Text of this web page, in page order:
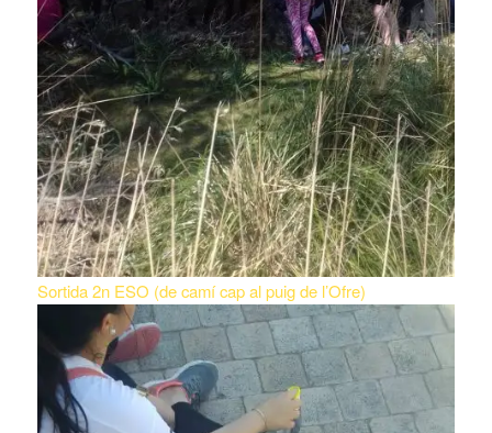
Sortida 2n ESO (de camí cap al puig de l’Ofre)